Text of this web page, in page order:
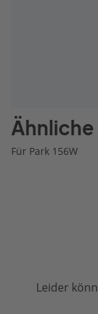
Ähnliche
Für Park 156W
Leider